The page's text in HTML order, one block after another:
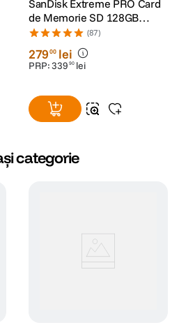
SanDisk Extreme PRO Card
de Memorie SD 128GB
SDXC UHS-I Class 10 U3 V30
+ 2 Ani RescuePRO Deluxe
(87)
27900 lei
PRP:339 90 lei
categorie